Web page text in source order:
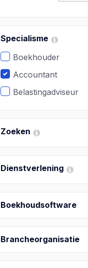
Specialisme
Boekhouder
Accountant
Belastingadviseur
Zoeken
Dienstverlening
Boekhoudsoftware
Brancheorganisatie